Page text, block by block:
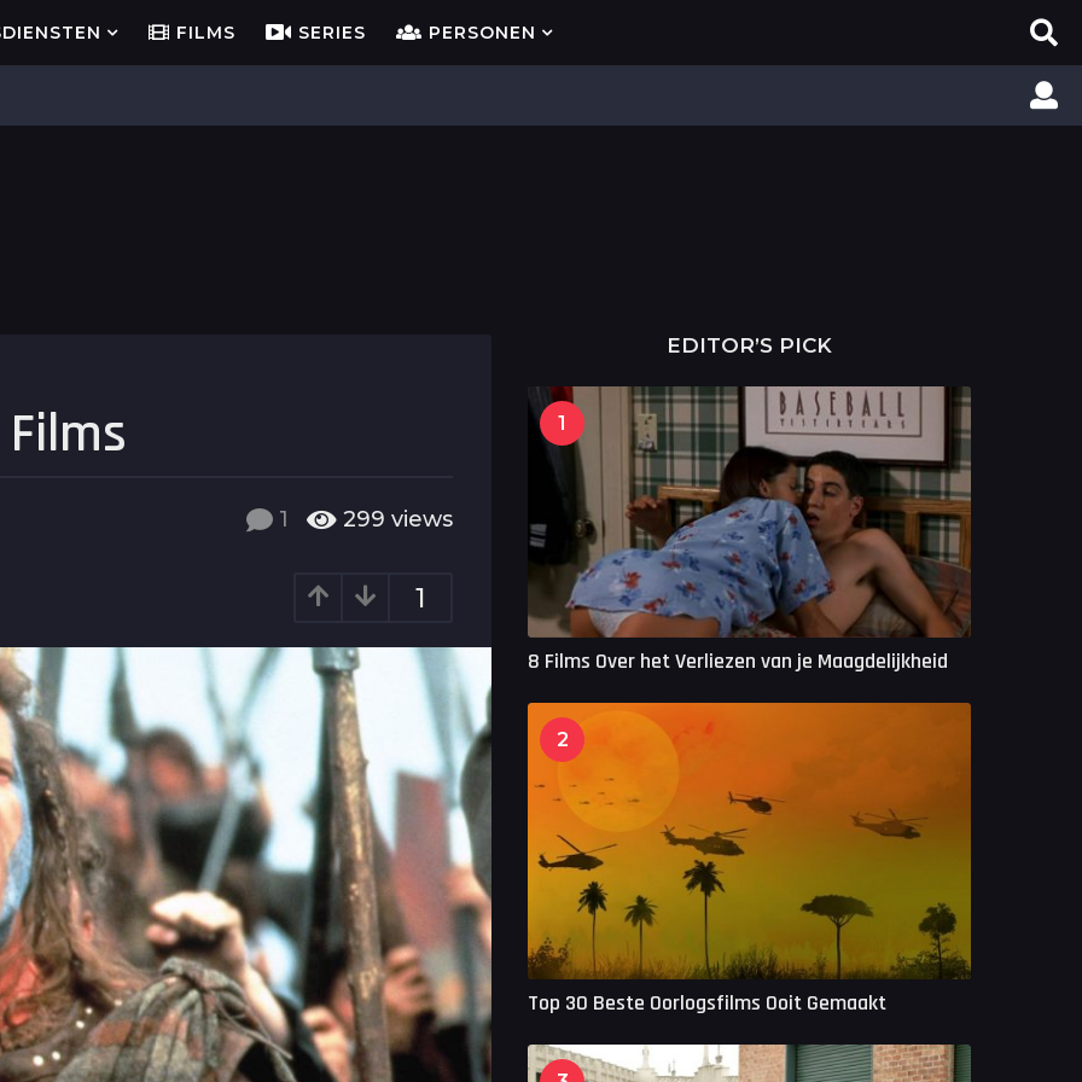
FILMS SERIES PERSONEN
1 299 views
1
EDITOR’S PICK
1
8 Films Over het Verliezen van je Maagdelijkheid
2
Top 30 Beste Oorlogsfilms Ooit Gemaakt